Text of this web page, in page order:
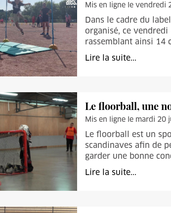
Mis en ligne le vendredi
Dans le cadre du
organisé, ce
rassemblant ainsi 14
Lire la suite...
Le floorball, une
Mis en ligne le mardi 20
Le floorball est un
scandinaves afin de
garder une bonne
Lire la suite...